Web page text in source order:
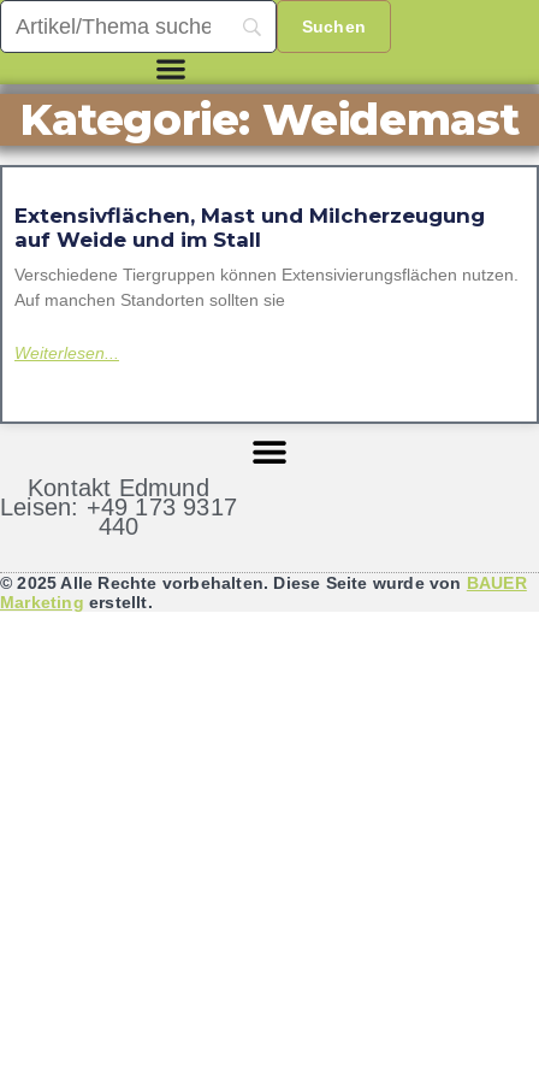
Kategorie: Weidemast
Extensivflächen, Mast und Milcherzeugung
auf Weide und im Stall
Verschiedene Tiergruppen können Extensivierungsflächen nutzen.
Auf manchen Standorten sollten sie
Weiterlesen...
Kontakt Edmund
Leisen: +49 173 9317
440
© 2025 Alle Rechte vorbehalten. Diese Seite wurde von BAUER
Marketing erstellt.